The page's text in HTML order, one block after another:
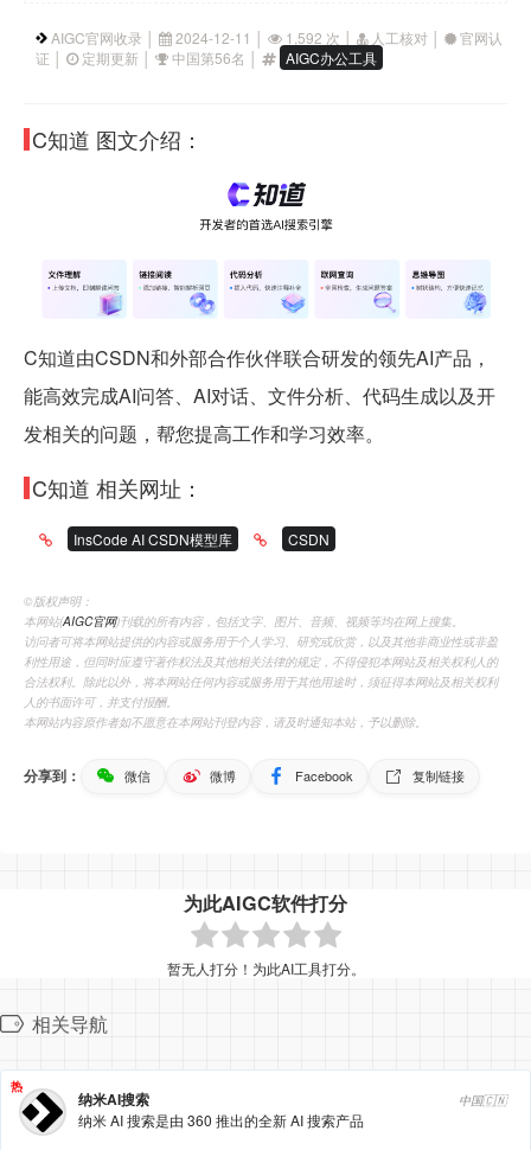
AIGC官网收录 │ 2024-12-11 │ 1,592 次 │ 人工核对 │
官网认
证 │
定期更新 │ 中国第56名 │ AIGC办公工具
C知道 图文介绍：
C知道由CSDN和外部合作伙伴联合研发的领先AI产品，
能高效完成AI问答、AI对话、文件分析、代码生成以及开
发相关的问题，帮您提高工作和学习效率。
C知道 相关网址：
InsCode AI CSDN模型库 CSDN
©️版权声明：
本网站(AIGC官网)刊载的所有内容，包括文字、图片、音频、视频等均在网上搜集。
访问者可将本网站提供的内容或服务用于个人学习、研究或欣赏，以及其他非商业性或非盈
利性用途，但同时应遵守著作权法及其他相关法律的规定，不得侵犯本网站及相关权利人的
合法权利。除此以外，将本网站任何内容或服务用于其他用途时，须征得本网站及相关权利
人的书面许可，并支付报酬。
本网站内容原作者如不愿意在本网站刊登内容，请及时通知本站，予以删除。
分享到： 微信 微博 Facebook 复制链接
为此AIGC软件打分
暂无人打分！为此AI工具打分。
相关导航
热
纳米AI搜索 中国🇨🇳
纳米 AI 搜索是由 360 推出的全新 AI 搜索产品